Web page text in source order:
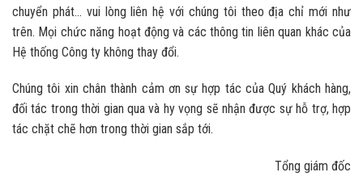
chuyển phát… vui lòng liên hệ với chúng tôi theo địa chỉ mới như
trên. Mọi chức năng hoạt động và các thông tin liên quan khác của
Hệ thống Công ty không thay đổi.
Chúng tôi xin chân thành cảm ơn sự hợp tác của Quý khách hàng,
đối tác trong thời gian qua và hy vọng sẽ nhận được sự hỗ trợ, hợp
tác chặt chẽ hơn trong thời gian sắp tới.
Tổng giám đốc